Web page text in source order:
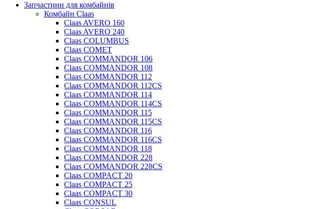
Запчастини для комбайнів
Комбайн Claas
Claas AVERO 160
Claas AVERO 240
Claas COLUMBUS
Claas COMET
Claas COMMANDOR 106
Claas COMMANDOR 108
Claas COMMANDOR 112
Claas COMMANDOR 112CS
Claas COMMANDOR 114
Claas COMMANDOR 114CS
Claas COMMANDOR 115
Claas COMMANDOR 115CS
Claas COMMANDOR 116
Claas COMMANDOR 116CS
Claas COMMANDOR 118
Claas COMMANDOR 228
Claas COMMANDOR 228CS
Claas COMPACT 20
Claas COMPACT 25
Claas COMPACT 30
Claas CONSUL